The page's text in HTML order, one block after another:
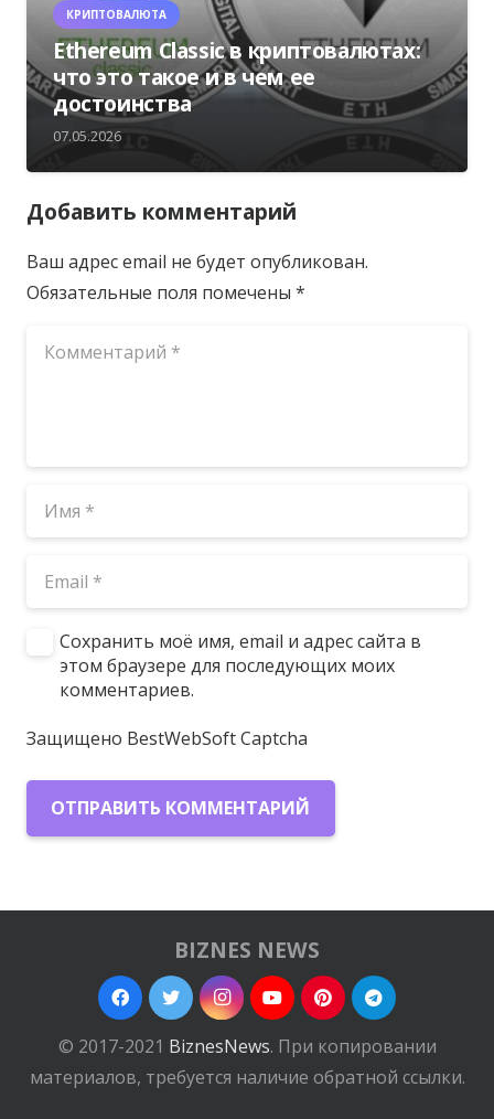
КРИПТОВАЛЮТА
Ethereum Classic в криптовалютах:
что это такое и в чем ее
достоинства
07.05.2026
Добавить комментарий
Ваш адрес email не будет опубликован.
Обязательные поля помечены *
Сохранить моё имя, email и адрес сайта в
этом браузере для последующих моих
комментариев.
Защищено BestWebSoft Captcha
ОТПРАВИТЬ КОММЕНТАРИЙ
BIZNES NEWS
© 2017-2021 BiznesNews. При копировании
материалов, требуется наличие обратной ссылки.